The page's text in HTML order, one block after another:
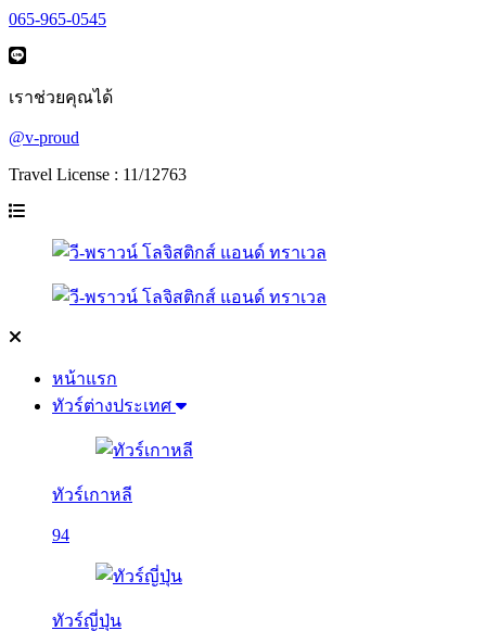
065-965-0545
เราช่วยคุณได้
@v-proud
Travel License : 11/12763
หน้าแรก
ทัวร์ต่างประเทศ
ทัวร์เกาหลี
94
ทัวร์ญี่ปุ่น